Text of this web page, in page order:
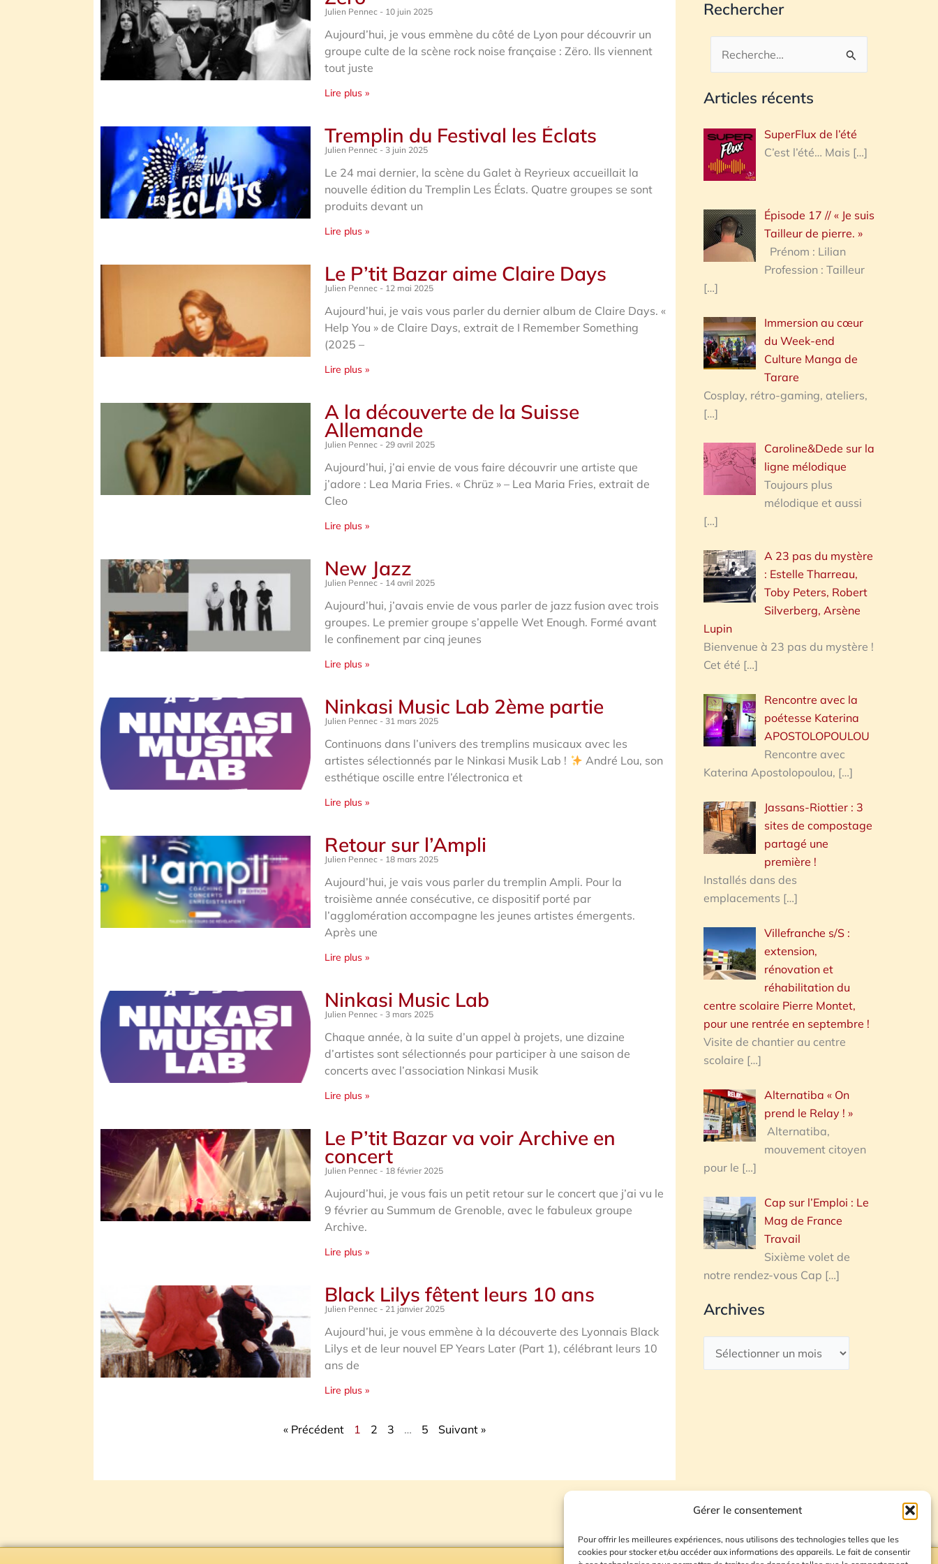
Gérer le consentement
Pour offrir les meilleures expériences, nous utilisons des technologies telles que les
cookies pour stocker et/ou accéder aux informations des appareils. Le fait de consentir
Julien Pennec 10 juin 2025
Aujourd’hui, je vous emmène du côté de Lyon pour découvrir un
groupe culte de la scène rock noise française : Zëro. Ils viennent
tout juste
Lire plus »
Tremplin du Festival les Éclats
Julien Pennec 3 juin 2025
Le 24 mai dernier, la scène du Galet à Reyrieux accueillait la
nouvelle édition du Tremplin Les Éclats. Quatre groupes se sont
produits devant un
Lire plus »
Le P’tit Bazar aime Claire Days
Julien Pennec 12 mai 2025
Aujourd’hui, je vais vous parler du dernier album de Claire Days. «
Help You » de Claire Days, extrait de I Remember Something
(2025 –
Lire plus »
A la découverte de la Suisse
Allemande
Julien Pennec 29 avril 2025
Aujourd’hui, j’ai envie de vous faire découvrir une artiste que
j’adore : Lea Maria Fries. « Chrüz » – Lea Maria Fries, extrait de
Cleo
Lire plus »
New Jazz
Julien Pennec 14 avril 2025
Aujourd’hui, j’avais envie de vous parler de jazz fusion avec trois
groupes. Le premier groupe s’appelle Wet Enough. Formé avant
le confinement par cinq jeunes
Lire plus »
Ninkasi Music Lab 2ème partie
Julien Pennec 31 mars 2025
Continuons dans l’univers des tremplins musicaux avec les
artistes sélectionnés par le Ninkasi Musik Lab !
André Lou, son
esthétique oscille entre l’électronica et
Lire plus »
Retour sur l’Ampli
Julien Pennec 18 mars 2025
Aujourd’hui, je vais vous parler du tremplin Ampli. Pour la
troisième année consécutive, ce dispositif porté par
l’agglomération accompagne les jeunes artistes émergents.
Après une
Lire plus »
Ninkasi Music Lab
Julien Pennec 3 mars 2025
Chaque année, à la suite d’un appel à projets, une dizaine
d’artistes sont sélectionnés pour participer à une saison de
concerts avec l’association Ninkasi Musik
Lire plus »
Le P’tit Bazar va voir Archive en
concert
Julien Pennec 18 février 2025
Aujourd’hui, je vous fais un petit retour sur le concert que j’ai vu le
9 février au Summum de Grenoble, avec le fabuleux groupe
Archive.
Lire plus »
Black Lilys fêtent leurs 10 ans
Julien Pennec 21 janvier 2025
Aujourd’hui, je vous emmène à la découverte des Lyonnais Black
Lilys et de leur nouvel EP Years Later (Part 1), célébrant leurs 10
ans de
Lire plus »
« Précédent 1 2 3 … 5 Suivant »
Rechercher
Rechercher :
Articles récents
SuperFlux de l’été
C’est l’été… Mais […]
Épisode 17 // « Je suis
Tailleur de pierre. »
Prénom : Lilian
Profession : Tailleur
[…]
Immersion au cœur
du Week-end
Culture Manga de
Tarare
Cosplay, rétro-gaming, ateliers,
[…]
Caroline&Dede sur la
ligne mélodique
Toujours plus
mélodique et aussi
[…]
A 23 pas du mystère
: Estelle Tharreau,
Toby Peters, Robert
Silverberg, Arsène
Lupin
Bienvenue à 23 pas du mystère !
Cet été […]
Rencontre avec la
poétesse Katerina
APOSTOLOPOULOU
Rencontre avec
Katerina Apostolopoulou, […]
Jassans-Riottier : 3
sites de compostage
partagé une
première !
Installés dans des
emplacements […]
Villefranche s/S :
extension,
rénovation et
réhabilitation du
centre scolaire Pierre Montet,
pour une rentrée en septembre !
Visite de chantier au centre
scolaire […]
Alternatiba « On
prend le Relay ! »
Alternatiba,
mouvement citoyen
pour le […]
Cap sur l’Emploi : Le
Mag de France
Travail
Sixième volet de
notre rendez-vous Cap […]
Archives